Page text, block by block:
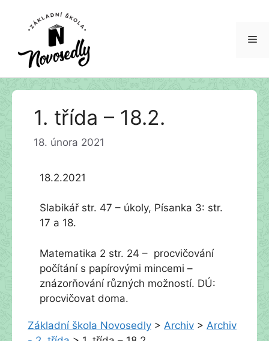
Přeskočit
1. třída – 18.2.
18. února 2021
18.2.2021
Slabikář str. 47 – úkoly, Písanka 3: str.
17 a 18.
Matematika 2 str. 24 – procvičování
počítání s papírovými mincemi –
znázorňování různých možností. DÚ:
procvičovat doma.
Základní škola Novosedly > Archiv > Archiv